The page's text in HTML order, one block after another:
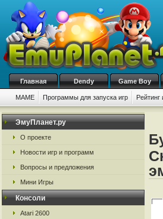
Главная Dendy Game Boy
MAME Программы для запуска игр Рейтинг
ЭмуПланет.ру
О проекте
Новости игр и программ
Вопросы и предложения
Мини Игры
Консоли
Atari 2600